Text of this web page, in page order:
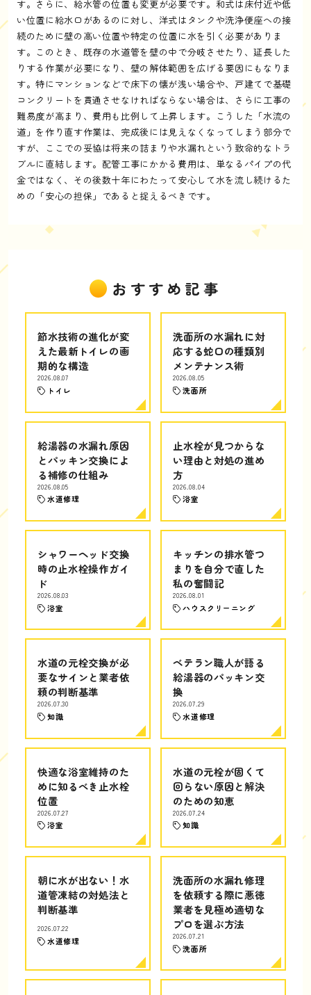
す。さらに、給水管の位置も変更が必要です。和式は床付近や低
い位置に給水口があるのに対し、洋式はタンクや洗浄便座への接
続のために壁の高い位置や特定の位置に水を引く必要がありま
す。このとき、既存の水道管を壁の中で分岐させたり、延長した
りする作業が必要になり、壁の解体範囲を広げる要因にもなりま
す。特にマンションなどで床下の懐が浅い場合や、戸建てで基礎
コンクリートを貫通させなければならない場合は、さらに工事の
難易度が高まり、費用も比例して上昇します。こうした「水流の
道」を作り直す作業は、完成後には見えなくなってしまう部分で
すが、ここでの妥協は将来の詰まりや水漏れという致命的なトラ
ブルに直結します。配管工事にかかる費用は、単なるパイプの代
金ではなく、その後数十年にわたって安心して水を流し続けるた
めの「安心の担保」であると捉えるべきです。
おすすめ記事
節水技術の進化が変
えた最新トイレの画
期的な構造
2026.08.07
トイレ
洗面所の水漏れに対
応する蛇口の種類別
メンテナンス術
2026.08.05
洗面所
給湯器の水漏れ原因
とパッキン交換によ
る補修の仕組み
2026.08.05
水道修理
止水栓が見つからな
い理由と対処の進め
方
2026.08.04
浴室
シャワーヘッド交換
時の止水栓操作ガイ
ド
2026.08.03
浴室
キッチンの排水管つ
まりを自分で直した
私の奮闘記
2026.08.01
ハウスクリーニング
水道の元栓交換が必
要なサインと業者依
頼の判断基準
2026.07.30
知識
ベテラン職人が語る
給湯器のパッキン交
換
2026.07.29
水道修理
快適な浴室維持のた
めに知るべき止水栓
位置
2026.07.27
浴室
水道の元栓が固くて
回らない原因と解決
のための知恵
2026.07.24
知識
朝に水が出ない！水
道管凍結の対処法と
判断基準
2026.07.22
水道修理
洗面所の水漏れ修理
を依頼する際に悪徳
業者を見極め適切な
プロを選ぶ方法
2026.07.21
洗面所